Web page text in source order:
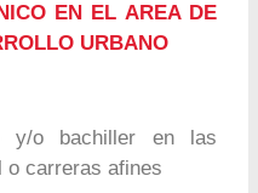
EN EL AREA DE
URBANO
y/o bachiller en las
o carreras afines